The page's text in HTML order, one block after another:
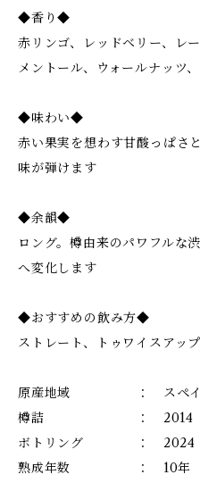
◆香り◆
赤リンゴ、レッドベリー、レ
メントール、ウォールナッツ
◆味わい◆
赤い果実を想わす甘酸っぱさ
味が弾けます
◆余韻◆
ロング。樽由来のパワフルな
へ変化します
◆おすすめの飲み方◆
ストレート、トゥワイスアッ
原産地域 ： スペイ
樽詰 ： 2014
ボトリング ： 2024
熟成年数 ： 10年